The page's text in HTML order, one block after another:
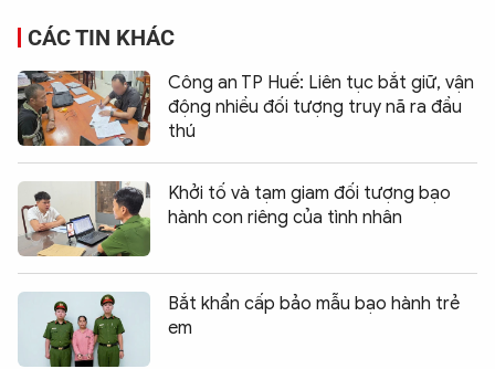
CÁC TIN KHÁC
Công an TP Huế: Liên tục bắt giữ, vận
động nhiều đối tượng truy nã ra đầu
thú
Khởi tố và tạm giam đối tượng bạo
hành con riêng của tình nhân
Bắt khẩn cấp bảo mẫu bạo hành trẻ
em